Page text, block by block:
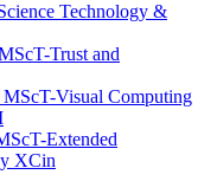
Technology &
Trust and
Visual Computing
Extended
XCin